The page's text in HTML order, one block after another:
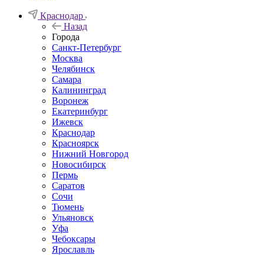
Краснодар
Назад
Города
Санкт-Петербург
Москва
Челябинск
Самара
Калининград
Воронеж
Екатеринбург
Ижевск
Краснодар
Красноярск
Нижний Новгород
Новосибирск
Пермь
Саратов
Сочи
Тюмень
Ульяновск
Уфа
Чебоксары
Ярославль